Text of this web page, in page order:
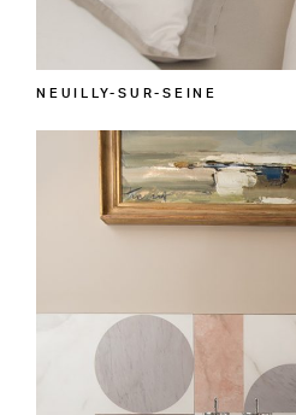
NEUILLY-SUR-SEINE